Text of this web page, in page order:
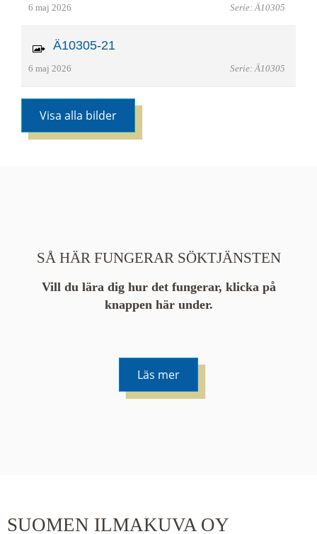
6 maj 2026 Serie: Ä10305
Ä10305-21
6 maj 2026 Serie: Ä10305
Visa alla bilder
SÅ HÄR FUNGERAR SÖKTJÄNSTEN
Vill du lära dig hur det fungerar, klicka på
knappen här under.
Läs mer
hålla ned ctrl-tangenten och scrolla.
SUOMEN ILMAKUVA OY